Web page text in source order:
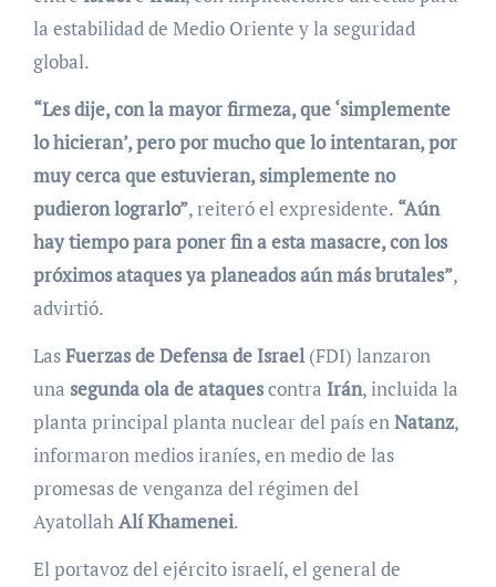
la estabilidad de Medio Oriente y la seguridad
global.
“Les dije, con la mayor firmeza, que ‘simplemente
lo hicieran’, pero por mucho que lo intentaran, por
muy cerca que estuvieran, simplemente no
pudieron lograrlo”, reiteró el expresidente. “Aún
hay tiempo para poner fin a esta masacre, con los
próximos ataques ya planeados aún más brutales”,
advirtió.
LasFuerzas de Defensa de Israel(FDI) lanzaron
una segunda ola de ataquescontra Irán, incluida la
planta principal planta nuclear del país enNatanz,
informaron medios iraníes, en medio de las
promesas de venganza del régimen del
AyatollahAlí Khamenei.
El portavoz del ejército israelí, el general de